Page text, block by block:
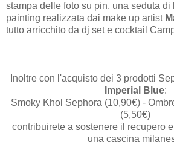
stampa delle foto su pin, una seduta di
painting realizzata dai make up artist
tutto arricchito da dj set e cocktail
Inoltre con l'acquisto dei 3 prodotti
Imperial Blue:
Smoky Khol Sephora (10,90€) -
(5,50€)
contribuirete a sostenere il recupero
una cascina